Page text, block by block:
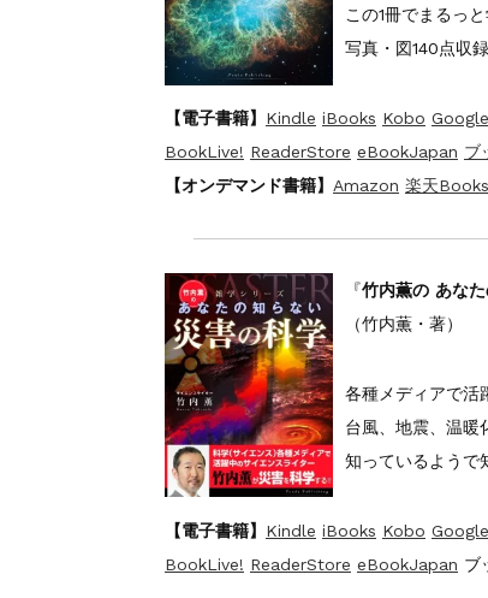
この1冊でまるっと
写真・図140点収
【電子書籍】 Kindle iBooks Kobo
BookLive! ReaderStore eBookJapan ブ
【オンデマンド書籍】 Amazon 楽天Books
『竹内薫の あな
（竹内薫・著）
各種メディアで活
台風、地震、温
知っているようで
【電子書籍】 Kindle iBooks Kobo
BookLive! ReaderStore eBookJapan ブ